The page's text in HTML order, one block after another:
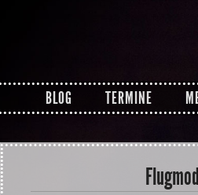
BLOG TERMINE